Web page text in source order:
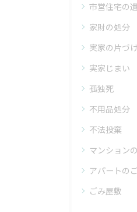
市営住宅の
家財の処分
実家の片づけ
実家じまい
孤独死
不用品処分
不法投棄
マンション
アパートの
ごみ屋敷